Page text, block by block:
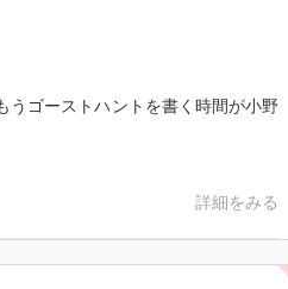
うゴーストハントを書く時間が小野
詳細をみる